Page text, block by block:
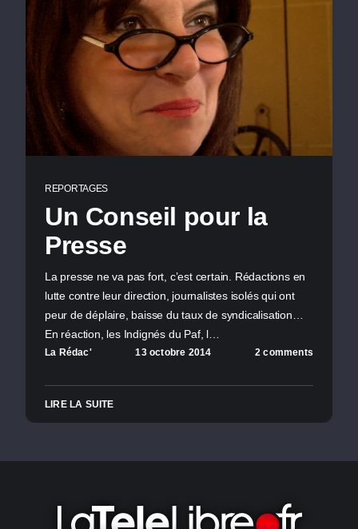
REPORTAGES
Un Conseil pour la
Presse
La presse ne va pas fort, c’est certain. Rédactions en
lutte contre leur direction, journalistes isolés qui ont
peur de déplaire, baisse du taux de syndicalisation…
En réaction, les Indignés du Paf, l…
La Rédac' 13 octobre 2014 2 comments
LIRE LA SUITE